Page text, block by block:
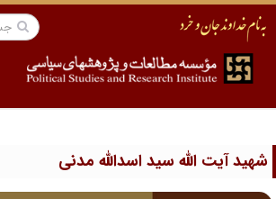
آیت الله سید اسدالله مدنی